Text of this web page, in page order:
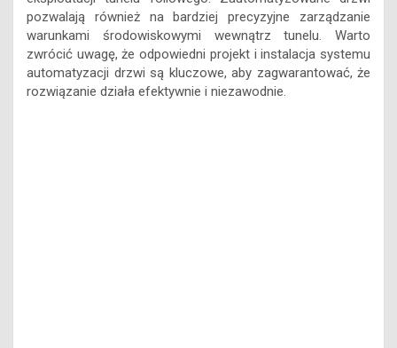
pozwalają również na bardziej precyzyjne zarządzanie
warunkami środowiskowymi wewnątrz tunelu. Warto
zwrócić uwagę, że odpowiedni projekt i instalacja systemu
automatyzacji drzwi są kluczowe, aby zagwarantować, że
rozwiązanie działa efektywnie i niezawodnie.